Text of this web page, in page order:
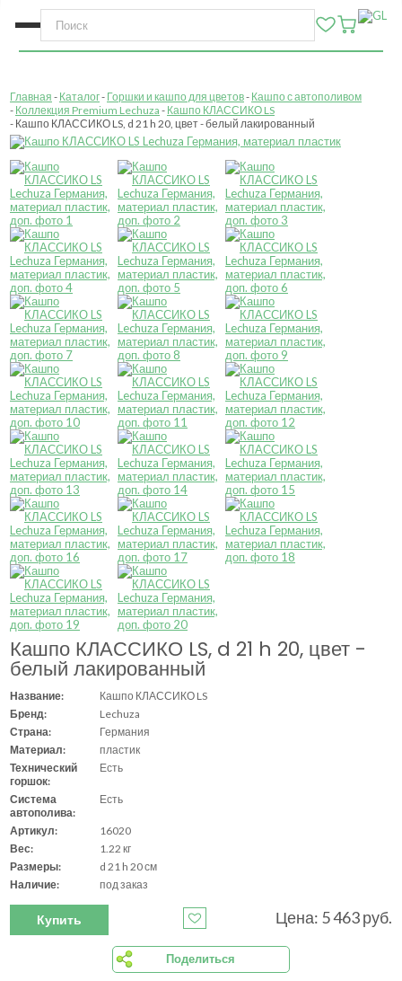
Главная Каталог Горшки и кашпо для цветов Кашпо с автополивом
Коллекция Premium Lechuza
Кашпо КЛАССИКО LS
Кашпо КЛАССИКО LS, d 21 h 20, цвет - белый лакированный
Кашпо КЛАССИКО LS, d 21 h 20, цвет -
белый лакированный
Название:
Кашпо КЛАССИКО LS
Бренд:
Lechuza
Страна:
Германия
Материал:
пластик
Технический
горшок:
Есть
Система
автополива:
Есть
Артикул:
16020
Вес:
1.22 кг
Размеры:
d 21 h 20 см
Наличие:
под заказ
Купить Цена: 5 463 руб.
Поделиться